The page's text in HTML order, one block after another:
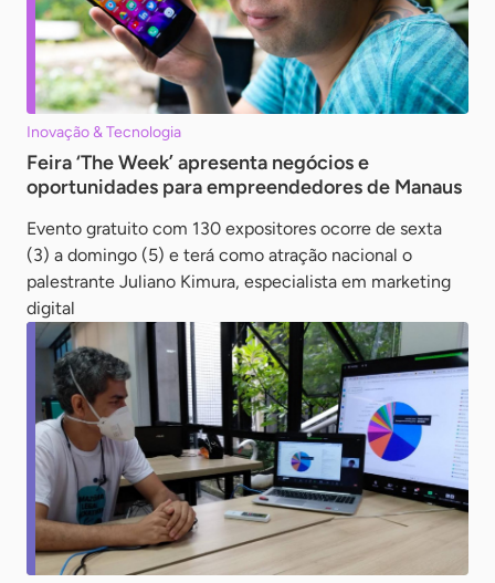
Inovação & Tecnologia
Feira ‘The Week’ apresenta negócios e
oportunidades para empreendedores de Manaus
Evento gratuito com 130 expositores ocorre de sexta
(3) a domingo (5) e terá como atração nacional o
palestrante Juliano Kimura, especialista em marketing
digital